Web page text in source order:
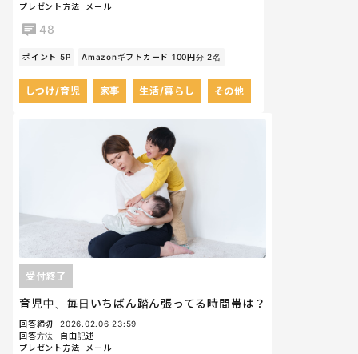
プレゼント方法
メール
48
ポイント 5P Amazonギフトカード 100円分 2名
しつけ/育児 家事 生活/暮らし その他
育児中、毎日いちばん踏ん張ってる時間帯は？
受付終了
回答締切
2026.02.06 23:59
回答方法
自由記述
プレゼント方法
メール